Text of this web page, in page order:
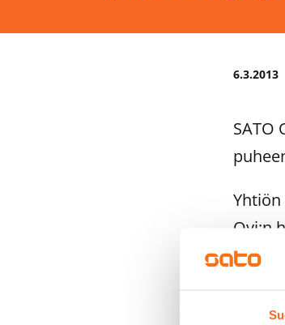
6.3.2013
SATO
Oyj:n